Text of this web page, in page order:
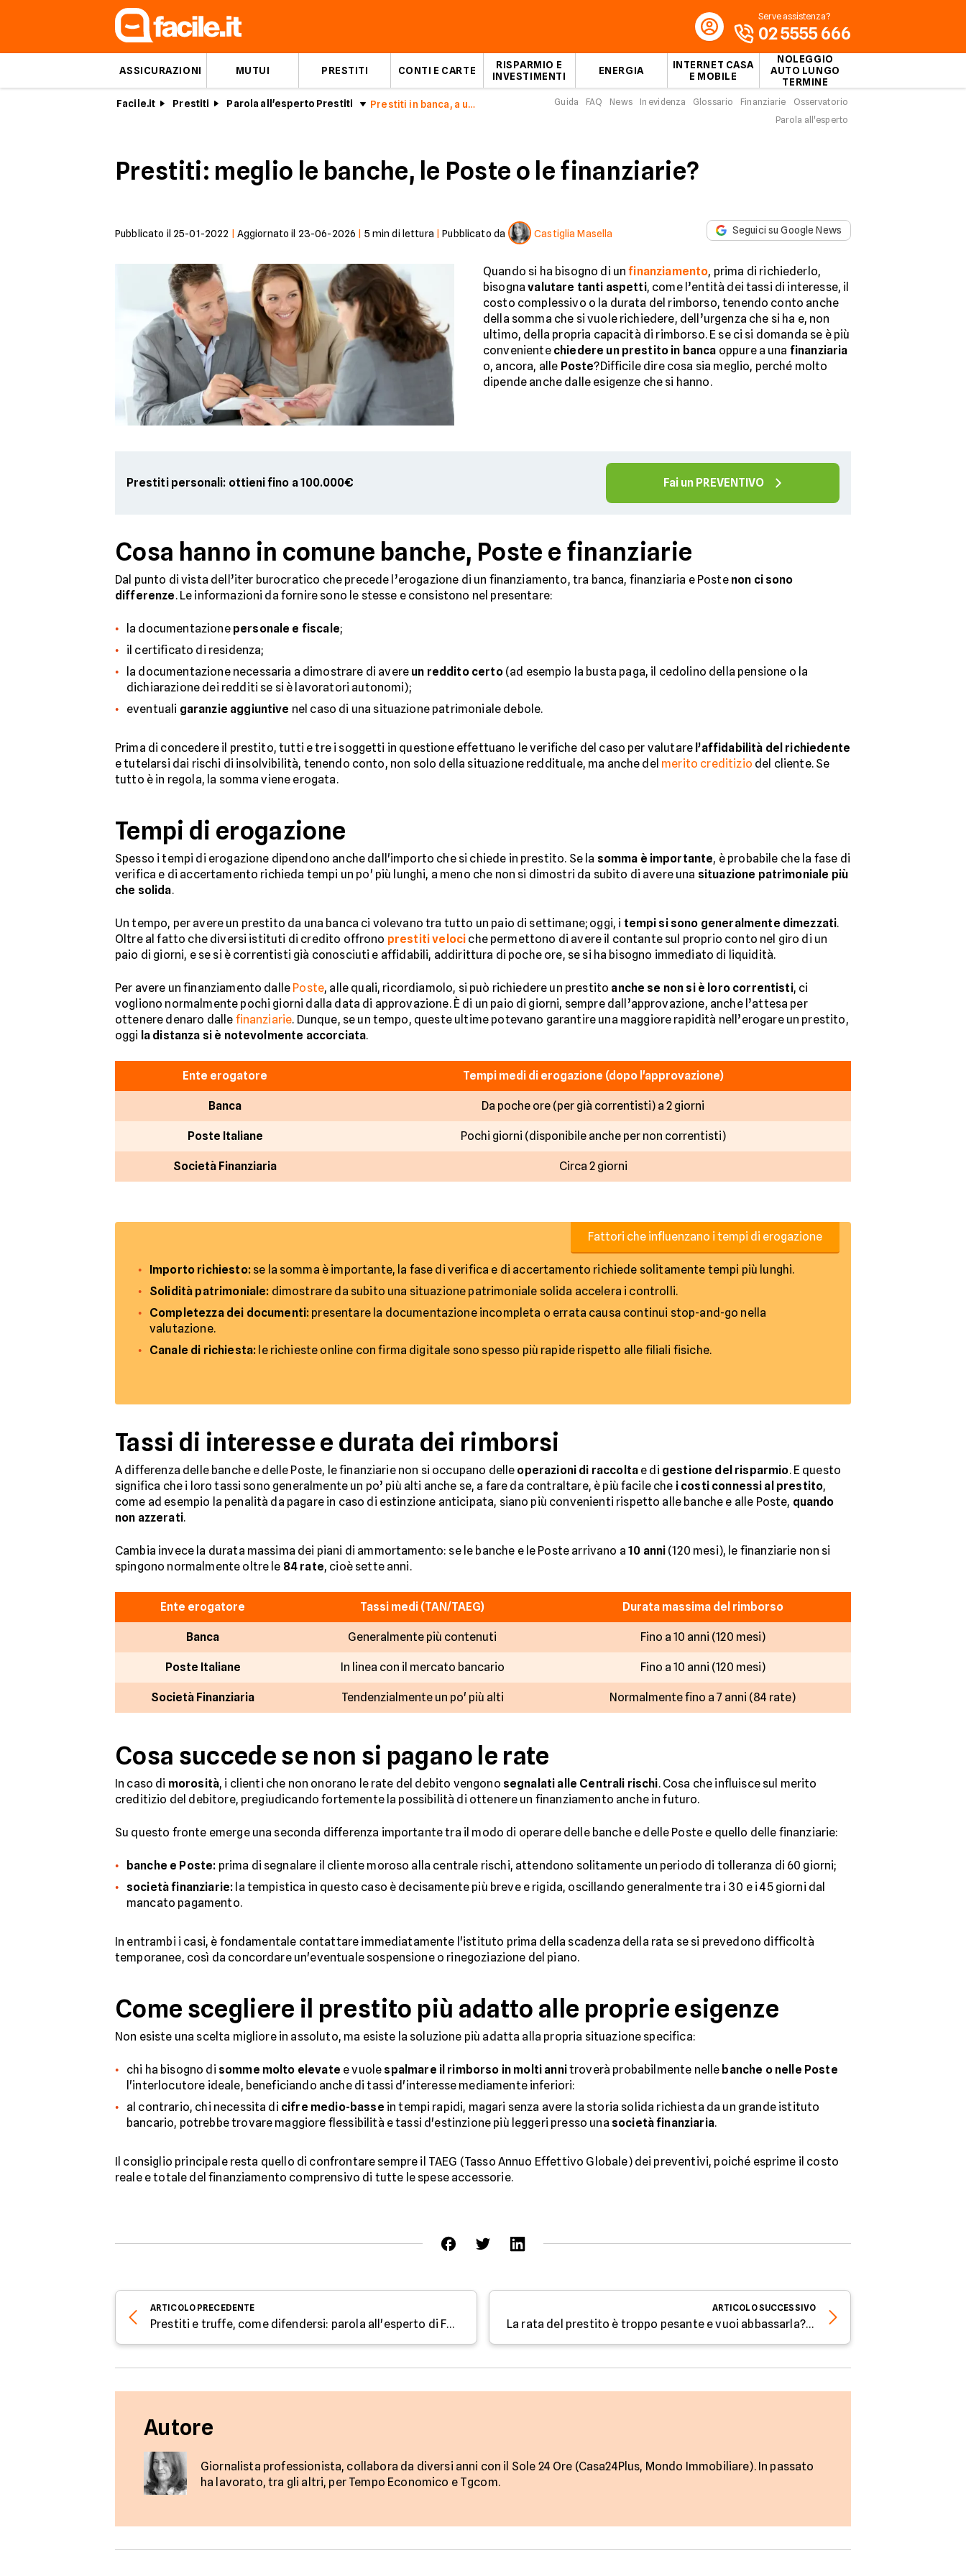
ASSICURAZIONI MUTUI PRESTITI CONTI E CARTE
RISPARMIO E
INVESTIMENTI
ENERGIA
INTERNET CASA
E MOBILE
NOLEGGIO
AUTO LUNGO
TERMINE
Serve assistenza?
02 5555 666
Facile.it Prestiti Parola all'esperto Prestiti Prestiti in banca, a una finanziaria o alle Poste? Guida FAQ News In evidenza Glossario Finanziarie
Osservatorio
Parola all'esperto
Prestiti: meglio le banche, le Poste o le finanziarie?
Pubblicato il 25-01-2022 Aggiornato il 23-06-2026 5 min di lettura |Pubblicato da Castiglia Masella Seguici su Google News
Quando si ha bisogno di unfinanziamento, prima di richiederlo,
bisognavalutare tanti aspetti, come l’entità dei tassi di interesse, il
costo complessivo o la durata del rimborso, tenendo conto anche
della somma che si vuole richiedere, dell’urgenza che si ha e, non
ultimo, della propria capacità di rimborso. E se ci si domanda se è più
conveniente chiedere un prestito in banca oppure a una finanziaria
o, ancora, alle Poste?Difficile dire cosa sia meglio, perché molto
dipende anche dalle esigenze che si hanno.
Prestiti personali: ottieni fino a 100.000€ Fai un PREVENTIVO
Cosa hanno in comune banche, Poste e finanziarie
Dal punto di vista dell’iter burocratico che precede l’erogazione di un finanziamento, tra banca, finanziaria e Poste non ci sono
differenze. Le informazioni da fornire sono le stesse e consistono nel presentare:
la documentazione personale e fiscale;
il certificato di residenza;
la documentazione necessaria a dimostrare di avere un reddito certo(ad esempio la busta paga, il cedolino della pensione o la
dichiarazione dei redditi se si è lavoratori autonomi);
eventuali garanzie aggiuntive nel caso di una situazione patrimoniale debole.
Prima di concedere il prestito, tutti e tre i soggetti in questione effettuano le verifiche del caso per valutare l’affidabilità del richiedente
e tutelarsi dai rischi di insolvibilità, tenendo conto, non solo della situazione reddituale, ma anche del merito creditizio del cliente. Se
tutto è in regola, la somma viene erogata.
Tempi di erogazione
Spesso i tempi di erogazione dipendono anche dall'importo che si chiede in prestito. Se la somma è importante, è probabile che la fase di
verifica e di accertamento richieda tempi un po' più lunghi, a meno che non si dimostri da subito di avere una situazione patrimoniale più
che solida.
Un tempo, per avere un prestito da una banca ci volevano tra tutto un paio di settimane; oggi, i tempi si sono generalmente dimezzati.
Oltre al fatto che diversi istituti di credito offrono prestiti veloci che permettono di avere il contante sul proprio conto nel giro di un
paio di giorni, e se si è correntisti già conosciuti e affidabili, addirittura di poche ore, se si ha bisogno immediato di liquidità.
Per avere un finanziamento dalle Poste, alle quali, ricordiamolo, si può richiedere un prestito anche se non si è loro correntisti, ci
vogliono normalmente pochi giorni dalla data di approvazione. È di un paio di giorni, sempre dall’approvazione, anche l’attesa per
ottenere denaro dalle finanziarie. Dunque, se un tempo, queste ultime potevano garantire una maggiore rapidità nell’erogare un prestito,
oggi la distanza si è notevolmente accorciata.
Ente erogatore Tempi medi di erogazione (dopo l'approvazione)
Banca Da poche ore (per già correntisti) a 2 giorni
Poste Italiane Pochi giorni (disponibile anche per non correntisti)
Società Finanziaria Circa 2 giorni
Importo richiesto:se la somma è importante, la fase di verifica e di accertamento richiede solitamente tempi più lunghi.
Solidità patrimoniale: dimostrare da subito una situazione patrimoniale solida accelera i controlli.
Completezza dei documenti: presentare la documentazione incompleta o errata causa continui stop-and-go nella
valutazione.
Canale di richiesta: le richieste online con firma digitale sono spesso più rapide rispetto alle filiali fisiche.
Fattori che influenzano i tempi di erogazione
Tassi di interesse e durata dei rimborsi
A differenza delle banche e delle Poste, le finanziarie non si occupano delle operazioni di raccolta e di gestione del risparmio. E questo
significa che i loro tassi sono generalmente un po’ più alti anche se, a fare da contraltare, è più facile che i costi connessi al prestito,
come ad esempio la penalità da pagare in caso di estinzione anticipata, siano più convenienti rispetto alle banche e alle Poste, quando
non azzerati.
Cambia invece la durata massima dei piani di ammortamento: se le banche e le Poste arrivano a10 anni (120 mesi), le finanziarie non si
spingono normalmente oltre le 84 rate, cioè sette anni.
Ente erogatore Tassi medi (TAN/TAEG) Durata massima del rimborso
Banca Generalmente più contenuti Fino a 10 anni (120 mesi)
Poste Italiane In linea con il mercato bancario Fino a 10 anni (120 mesi)
Società Finanziaria Tendenzialmente un po' più alti Normalmente fino a 7 anni (84 rate)
Cosa succede se non si pagano le rate
In caso di morosità, i clienti che non onorano le rate del debito vengono segnalati alle Centrali rischi. Cosa che influisce sul merito
creditizio del debitore, pregiudicando fortemente la possibilità di ottenere un finanziamento anche in futuro.
Su questo fronte emerge una seconda differenza importante tra il modo di operare delle banche e delle Poste e quello delle finanziarie:
banche e Poste: prima di segnalare il cliente moroso alla centrale rischi, attendono solitamente un periodo di tolleranza di 60 giorni;
società finanziarie: la tempistica in questo caso è decisamente più breve e rigida, oscillando generalmente tra i 30 e i 45 giorni dal
mancato pagamento.
In entrambi i casi, è fondamentale contattare immediatamente l'istituto prima della scadenza della rata se si prevedono difficoltà
temporanee, così da concordare un'eventuale sospensione o rinegoziazione del piano.
Come scegliere il prestito più adatto alle proprie esigenze
Non esiste una scelta migliore in assoluto, ma esiste la soluzione più adatta alla propria situazione specifica:
chi ha bisogno di somme molto elevate e vuole spalmare il rimborso in molti annitroverà probabilmente nelle banche o nelle Poste
l'interlocutore ideale, beneficiando anche di tassi d'interesse mediamente inferiori:
al contrario, chi necessita di cifre medio-basse in tempi rapidi, magari senza avere la storia solida richiesta da un grande istituto
bancario, potrebbe trovare maggiore flessibilità e tassi d'estinzione più leggeri presso una società finanziaria.
Il consiglio principale resta quello di confrontare sempre il TAEG (Tasso Annuo Effettivo Globale) dei preventivi, poiché esprime il costo
reale e totale del finanziamento comprensivo di tutte le spese accessorie.
ARTICOLO PRECEDENTE
Prestiti e truffe, come difendersi: parola all'esperto di Facile.it
ARTICOLOSUCCESSIVO
La rata del prestito è troppo pesante e vuoi abbassarla? Parola all'esperto di Facile.it
Autore
Giornalista professionista, collabora da diversi anni con il Sole 24 Ore (Casa24Plus, Mondo Immobiliare). In passato
ha lavorato, tra gli altri, per Tempo Economico e Tgcom.